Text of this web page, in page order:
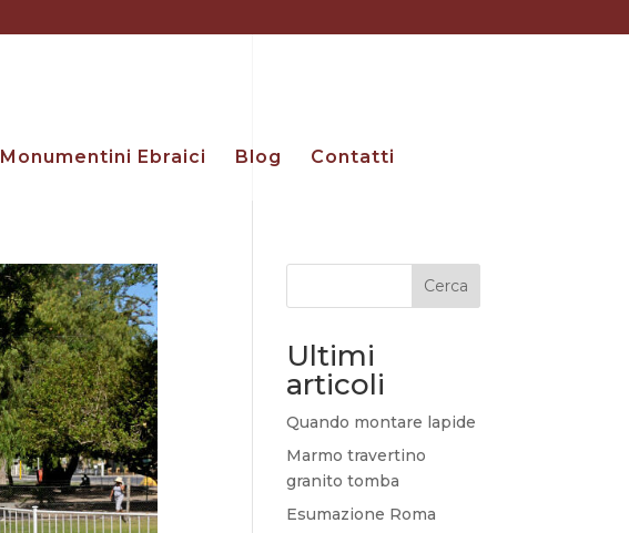
Monumentini Ebraici Blog Contatti
Cerca
Ultimi
articoli
Quando montare lapide
Marmo travertino
granito tomba
Esumazione Roma